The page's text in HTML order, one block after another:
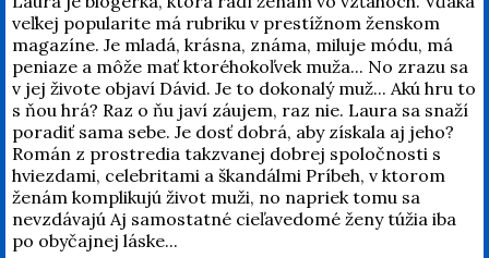
veľkej popularite má rubriku v prestížnom ženskom
magazíne. Je mladá, krásna, známa, miluje módu, má
peniaze a môže mať ktoréhokoľvek muža... No zrazu sa
v jej živote objaví Dávid. Je to dokonalý muž... Akú hru to
s ňou hrá? Raz o ňu javí záujem, raz nie. Laura sa snaží
poradiť sama sebe. Je dosť dobrá, aby získala aj jeho?
Román z prostredia takzvanej dobrej spoločnosti s
hviezdami, celebritami a škandálmi Príbeh, v ktorom
ženám komplikujú život muži, no napriek tomu sa
nevzdávajú Aj samostatné cieľavedomé ženy túžia iba
po obyčajnej láske...